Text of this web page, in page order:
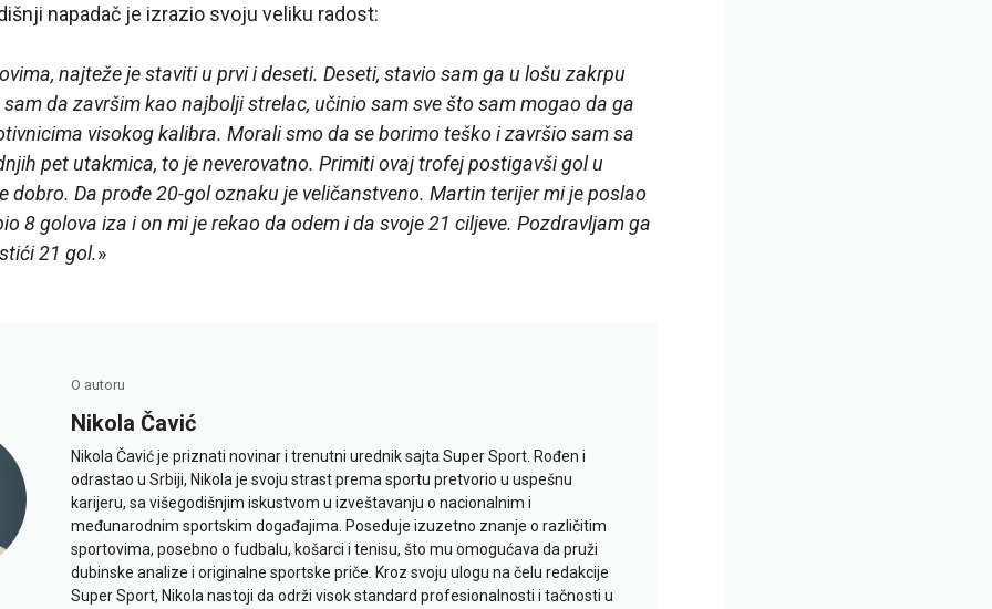
napadač je izrazio svoju veliku radost:
najteže je staviti u prvi i deseti. Deseti, stavio sam ga u lošu zakrpu
da završim kao najbolji strelac, učinio sam sve što sam mogao da ga
visokog kalibra. Morali smo da se borimo teško i završio sam sa
pet utakmica, to je neverovatno. Primiti ovaj trofej postigavši gol u
dobro. Da prođe 20-gol oznaku je veličanstveno. Martin terijer mi je poslao
8 golova iza i on mi je rekao da odem i da svoje 21 ciljeve. Pozdravljam ga
21 gol.»
O autoru
Nikola Čavić
Nikola Čavić je priznati novinar i trenutni urednik sajta Super Sport. Rođen i
odrastao u Srbiji, Nikola je svoju strast prema sportu pretvorio u uspešnu
karijeru, sa višegodišnjim iskustvom u izveštavanju o nacionalnim i
međunarodnim sportskim događajima. Poseduje izuzetno znanje o različitim
sportovima, posebno o fudbalu, košarci i tenisu, što mu omogućava da pruži
dubinske analize i originalne sportske priče. Kroz svoju ulogu na čelu redakcije
Super Sport, Nikola nastoji da održi visok standard profesionalnosti i tačnosti u